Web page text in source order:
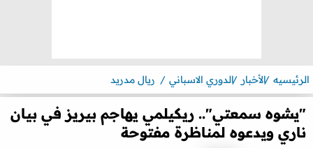
الرئيسيه الأخبار الدوري الاسباني ريال مدريد
"يشوه سمعتي".. ريكيلمي يهاجم بيريز في بيان
ناري ويدعوه لمناظرة مفتوحة